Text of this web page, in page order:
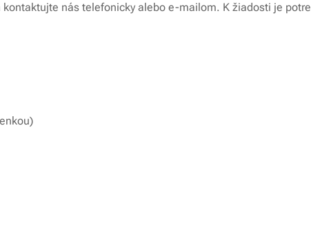
kontaktujte nás telefonicky alebo e-mailom. K žiadosti je